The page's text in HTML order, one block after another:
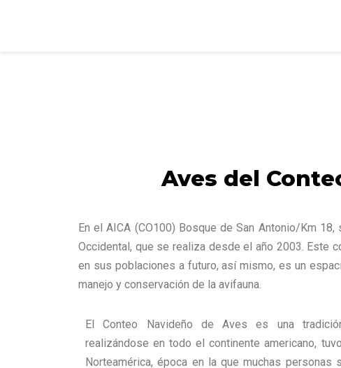
Aves del
En el AICA (CO100) Bosque de San Antonio/Km
Occidental, que se realiza desde el año 2003. Este
en sus poblaciones a futuro, así mismo, es un
manejo y conservación de la avifauna.
El Conteo Navideño de Aves es una
realizándose en todo el continente americano,
Norteamérica, época en la que muchas personas